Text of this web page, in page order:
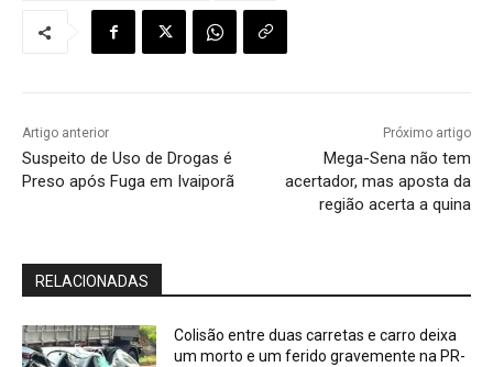
Artigo anterior
Suspeito de Uso de Drogas é
Preso após Fuga em Ivaiporã
Próximo artigo
Mega-Sena não tem
acertador, mas aposta da
região acerta a quina
RELACIONADAS
Colisão entre duas carretas e carro deixa
um morto e um ferido gravemente na PR-